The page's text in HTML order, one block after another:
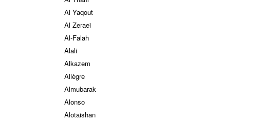
Al Yaqout
Al Zeraei
Al-Falah
Alali
Alkazem
Allègre
Almubarak
Alonso
Alotaishan